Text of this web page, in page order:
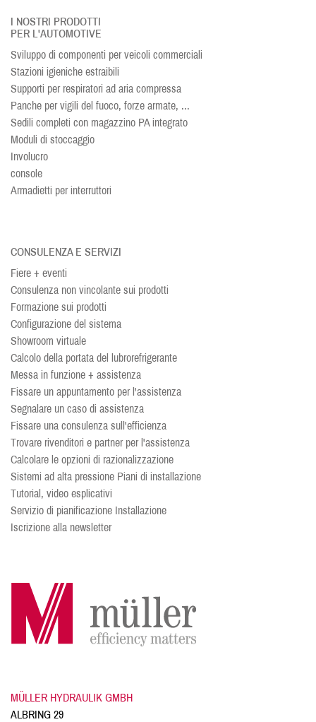
I NOSTRI PRODOTTI
PER L'AUTOMOTIVE
Sviluppo di componenti per veicoli commerciali
Stazioni igieniche estraibili
Supporti per respiratori ad aria compressa
Panche per vigili del fuoco, forze armate, ...
Sedili completi con magazzino PA integrato
Moduli di stoccaggio
Involucro
console
Armadietti per interruttori
CONSULENZA E SERVIZI
Fiere + eventi
Consulenza non vincolante sui prodotti
Formazione sui prodotti
Configurazione del sistema
Showroom virtuale
Calcolo della portata del lubrorefrigerante
Messa in funzione + assistenza
Fissare un appuntamento per l'assistenza
Segnalare un caso di assistenza
Fissare una consulenza sull'efficienza
Trovare rivenditori e partner per l'assistenza
Calcolare le opzioni di razionalizzazione
Sistemi ad alta pressione Piani di installazione
Tutorial, video esplicativi
Servizio di pianificazione Installazione
Iscrizione alla newsletter
MÜLLER HYDRAULIK GMBH
ALBRING 29